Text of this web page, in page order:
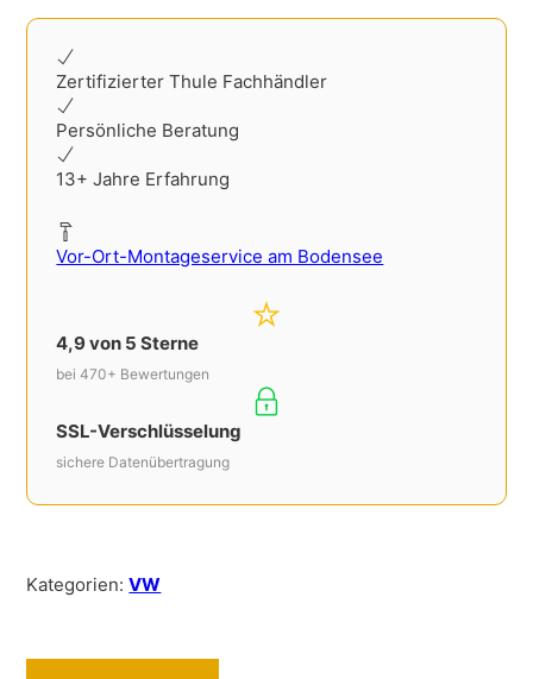
Zertifizierter Thule Fachhändler
Persönliche Beratung
13+ Jahre Erfahrung
Vor-Ort-Montageservice am Bodensee
4,9 von 5 Sterne
bei 470+ Bewertungen
SSL-Verschlüsselung
sichere Datenübertragung
Kategorien:VW